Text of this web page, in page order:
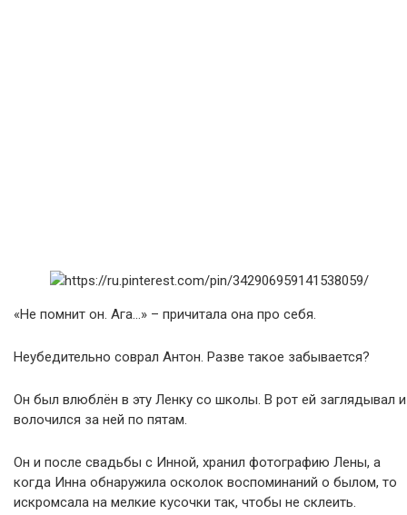
«Не помнит он. Ага…» – причитала она про себя.
Неубедительно соврал Антон. Разве такое забывается?
Он был влюблён в эту Ленку со школы. В рот ей заглядывал и
волочился за ней по пятам.
Он и после свадьбы с Инной, хранил фотографию Лены, а
когда Инна обнаружила осколок воспоминаний о былом, то
искромсала на мелкие кусочки так, чтобы не склеить.